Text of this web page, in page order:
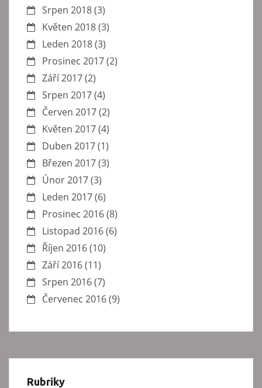
Srpen 2018(3)
Květen 2018(3)
Leden 2018(3)
Prosinec 2017(2)
Září 2017(2)
Srpen 2017(4)
Červen 2017(2)
Květen 2017(4)
Duben 2017(1)
Březen 2017(3)
Únor 2017(3)
Leden 2017(6)
Prosinec 2016(8)
Listopad 2016(6)
Říjen 2016(10)
Září 2016(11)
Srpen 2016(7)
Červenec 2016(9)
Rubriky